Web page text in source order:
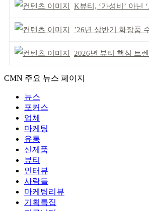
K뷰티, ‘가성비’ 아닌 ‘프리
’26년 상반기 화장품 수출
2026년 뷰티 핵심 트렌드,
CMN 주요 뉴스 페이지
뉴스
포커스
업체
마케팅
유통
신제품
뷰티
인터뷰
사람들
마케팅리뷰
기획특집